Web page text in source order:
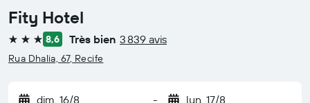
Fity Hotel
3 étoiles8,6 Très bien 3 839 avis
Rua Dhalia, 67, Recife
dim. 16/8 - lun. 17/8